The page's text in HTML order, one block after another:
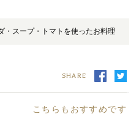
・スープ・トマトを使ったお料理
SHARE
こちらもおすすめです